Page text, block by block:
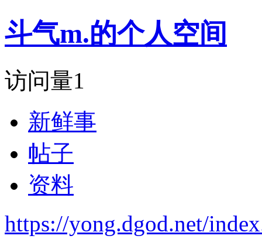
斗气m.的个人空间
访问量1
新鲜事
帖子
资料
https://yong.dgod.net/